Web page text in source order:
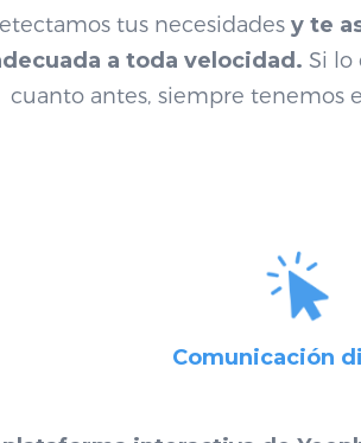
tus necesidades y te
a toda velocidad . Si lo
cuanto antes, siempre tenemos
Comunicación